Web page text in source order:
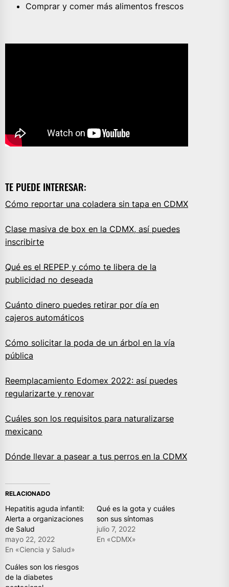
Comprar y comer más alimentos frescos
TE PUEDE INTERESAR:
Cómo reportar una coladera sin tapa en CDMX
Clase masiva de box en la CDMX, así puedes
inscribirte
Qué es el REPEP y cómo te libera de la
publicidad no deseada
Cuánto dinero puedes retirar por día en
cajeros automáticos
Cómo solicitar la poda de un árbol en la vía
pública
Reemplacamiento Edomex 2022: así puedes
regularizarte y renovar
Cuáles son los requisitos para naturalizarse
mexicano
Dónde llevar a pasear a tus perros en la CDMX
RELACIONADO
Hepatitis aguda infantil:
Alerta a organizaciones
de Salud
mayo 22, 2022
En «Ciencia y Salud»
Qué es la gota y cuáles
son sus síntomas
julio 7, 2022
En «CDMX»
Cuáles son los riesgos
de la diabetes